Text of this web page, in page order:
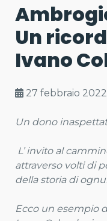
Un
Ivano
27 febbraio 2022
Un dono
L’ invito al
attraverso volti di
della storia di
Ecco un esempio